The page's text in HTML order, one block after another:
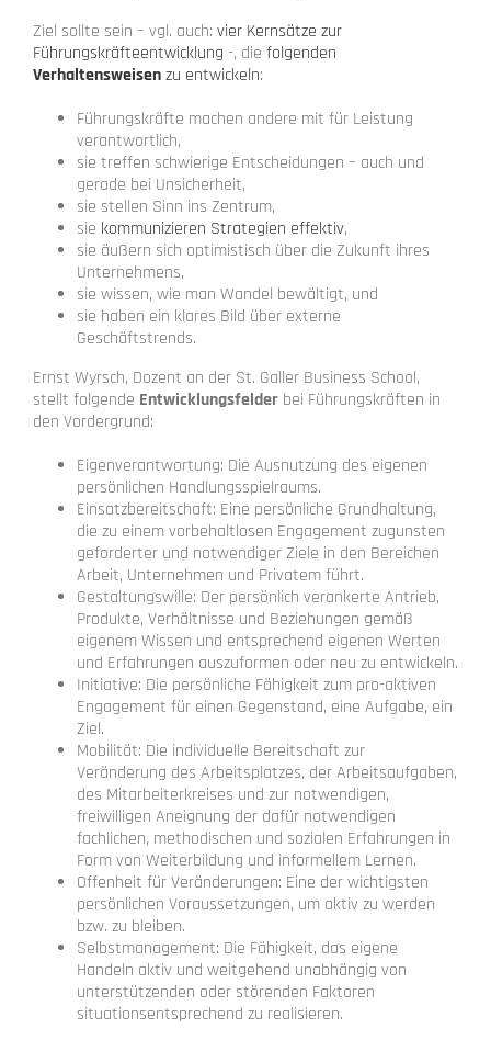
Ziel sollte sein – vgl. auch: vier Kernsätze zur
Führungskräfteentwicklung -, die folgenden
Verhaltensweisenzu entwickeln:
Führungskräfte machen andere mit für Leistung
verantwortlich,
sie treffen schwierige Entscheidungen – auch und
gerade bei Unsicherheit,
sie stellen Sinn ins Zentrum,
sie kommunizieren Strategien effektiv,
sie äußern sich optimistisch über die Zukunft ihres
Unternehmens,
sie wissen, wie man Wandel bewältigt, und
sie haben ein klares Bild über externe
Geschäftstrends.
Ernst Wyrsch, Dozent an der St. Galler Business School,
stellt folgende Entwicklungsfelder bei Führungskräften in
den Vordergrund:
Eigenverantwortung: Die Ausnutzung des eigenen
persönlichen Handlungsspielraums.
Einsatzbereitschaft: Eine persönliche Grundhaltung,
die zu einem vorbehaltlosen Engagement zugunsten
geforderter und notwendiger Ziele in den Bereichen
Arbeit, Unternehmen und Privatem führt.
Gestaltungswille: Der persönlich verankerte Antrieb,
Produkte, Verhältnisse und Beziehungen gemäß
eigenem Wissen und entsprechend eigenen Werten
und Erfahrungen auszuformen oder neu zu entwickeln.
Initiative: Die persönliche Fähigkeit zum pro-aktiven
Engagement für einen Gegenstand, eine Aufgabe, ein
Ziel.
Mobilität: Die individuelle Bereitschaft zur
Veränderung des Arbeitsplatzes, der Arbeitsaufgaben,
des Mitarbeiterkreises und zur notwendigen,
freiwilligen Aneignung der dafür notwendigen
fachlichen, methodischen und sozialen Erfahrungen in
Form von Weiterbildung und informellem Lernen.
Offenheit für Veränderungen: Eine der wichtigsten
persönlichen Voraussetzungen, um aktiv zu werden
bzw. zu bleiben.
Selbstmanagement: Die Fähigkeit, das eigene
Handeln aktiv und weitgehend unabhängig von
unterstützenden oder störenden Faktoren
situationsentsprechend zu realisieren.